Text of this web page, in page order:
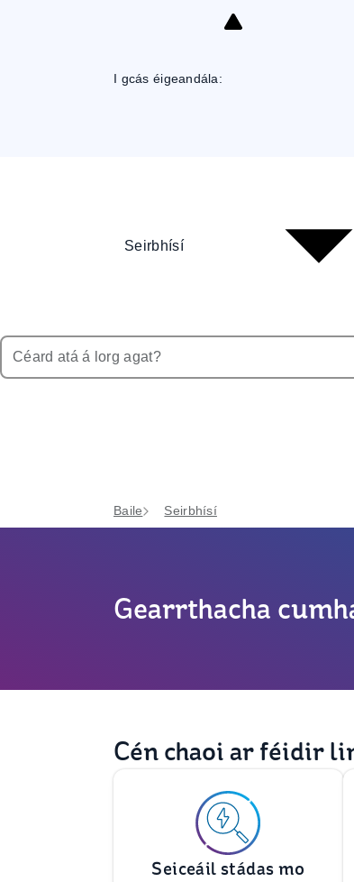
I gcás éigeandála:
Seirbhísí
Baile Seirbhísí
Gearrthacha
Cén chaoi ar féidir
Seiceáil stádas mo